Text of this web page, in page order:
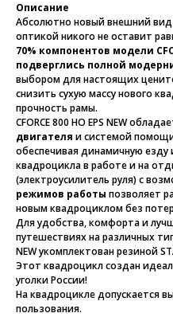
Описание
Абсолютно новый внешний
оптикой никого не оставит
70% компонентов модели
подверглись полной
выбором для настоящих
снизить сухую массу нового
прочность рамы.
CFORCE 800 HO EPS NEW
двигателя и системой помощи
обеспечивая динамичную езду
квадроцикла в работе и на
(электроусилитель руля) с
режимов работы позволяет
новым квадроциклом без
Для удобства, комфорта и
путешествиях на различных
NEW укомплектован резиной
Этот квадроцикл создан
уголки России!
На квадроцикле допускается
пользования.